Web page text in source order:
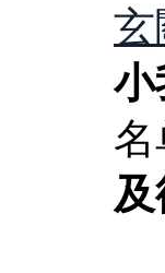
玄
小
名